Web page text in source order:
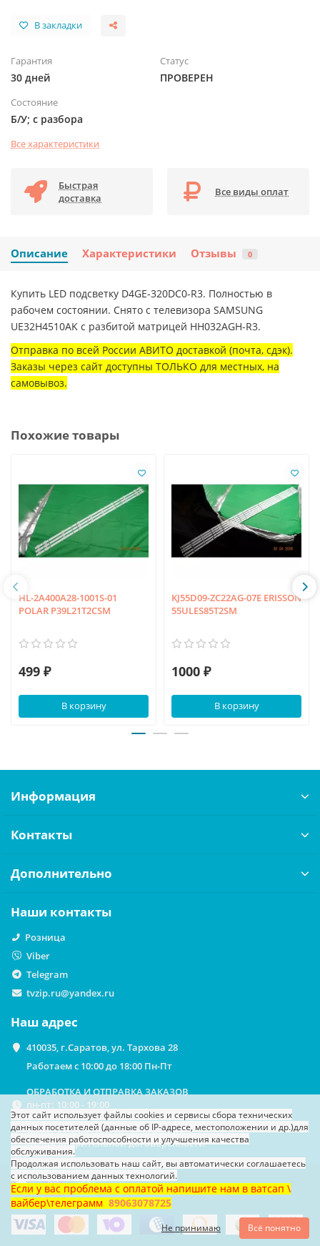
В закладки
Гарантия
30 дней
Статус
ПРОВЕРЕН
Состояние
Б/У; с разбора
Все характеристики
Быстрая
доставка
Все виды оплат
Описание Характеристики Отзывы 0
Купить LED подсветку D4GE-320DC0-R3. Полностью в
рабочем состоянии. Снято с телевизора SAMSUNG
UE32H4510AK с разбитой матрицей HH032AGH-R3.
Отправка по всей России АВИТО доставкой (почта, сдэк).
Заказы через сайт доступны ТОЛЬКО для местных, на
самовывоз.
Похожие товары
HL-2A400A28-1001S-01
POLAR P39L21T2CSM
499 ₽
В корзину
KJ55D09-ZC22AG-07E ERISSON
55ULES85T2SM
1000 ₽
В корзину
Этот сайт использует файлы cookies и сервисы сбора технических
данных посетителей (данные об IP-адресе, местоположении и др.)для
обеспечения работоспособности и улучшения качества
обслуживания.
Продолжая использовать наш сайт, вы автоматически соглашаетесь
с использованием данных технологий.
Если у вас проблема с оплатой напишите нам в ватсап \
вайбер\телеграмм 89063078725
Не принимаю Всё понятно
Информация
Контакты
Дополнительно
Наши контакты
Розница
Viber
Telegram
tvzip.ru@yandex.ru
Наш адрес
410035, г.Саратов, ул. Тархова 28
Работаем с 10:00 до 18:00 Пн-Пт
ОБРАБОТКА И ОТПРАВКА ЗАКАЗОВ
пн-пт: 10:00 - 19:00
ВЫДАЧА ЗАКАЗОВ НА САМОВЫВОЗ
По предварительной договоренности